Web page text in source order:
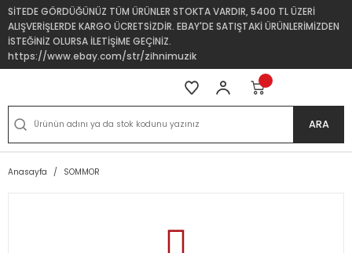
SİTEDE GÖRDÜĞÜNÜZ TÜM ÜRÜNLER STOKTA VARDIR, 5400 TL ÜZERİ
ALIŞVERİŞLERDE KARGO ÜCRETSİZDİR. EBAY'DE SATIŞTAKİ ÜRÜNLERİMİZDEN
İSTEĞİNİZ OLURSA İLETİŞİME GEÇİNİZ.
https://www.ebay.com/str/zihnimuzik
ARA
Anasayfa SOMMOR